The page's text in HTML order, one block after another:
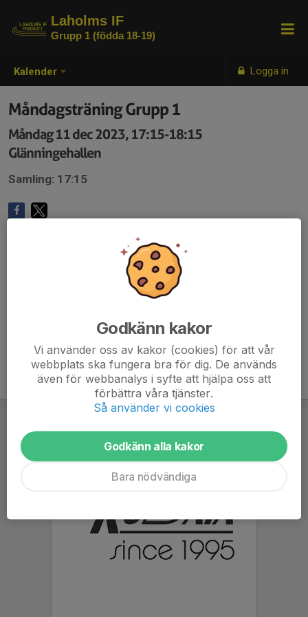
Kalender Logga in
Laholms IF
Grupp 1 (födda 18-19)
Måndagsträning Grupp 1
Måndag 11 dec 2023, 17:15-18:15
Glänningehallen
Samling: 17:15
Godkänn kakor
Vi använder oss av kakor (cookies) för att vår
webbplats ska fungera bra för dig. De används
även för webbanalys i syfte att hjälpa oss att
förbättra våra tjänster.
Så använder vi cookies
Godkänn alla kakor
Bara nödvändiga